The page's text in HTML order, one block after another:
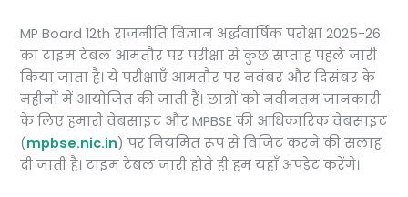
MP Board 12th राजनीति विज्ञान अर्द्धवार्षिक परीक्षा 2025-26
का टाइम टेबल आमतौर पर परीक्षा से कुछ सप्ताह पहले जारी
किया जाता है। ये परीक्षाएँ आमतौर पर नवंबर और दिसंबर के
महीनों में आयोजित की जाती हैं। छात्रों को नवीनतम जानकारी
के लिए हमारी वेबसाइट और MPBSE की आधिकारिक वेबसाइट
(mpbse.nic.in) पर नियमित रूप से विजिट करने की सलाह
दी जाती है। टाइम टेबल जारी होते ही हम यहाँ अपडेट करेंगे।